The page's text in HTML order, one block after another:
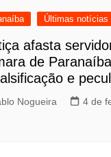
Últimas notícias
afasta
de
e
Nogueira
4 de